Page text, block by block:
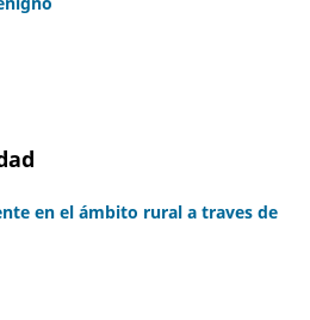
en el ámbito rural a traves de